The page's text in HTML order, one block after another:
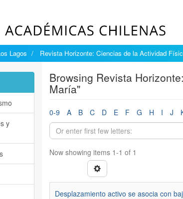
Lagos Revista Horizonte: Ciencias de la Actividad
Browsing Revista
María"
0-9 A B C D E F G H I J
Now showing items 1-1 of 1
Desplazamiento activo se asocia con
y